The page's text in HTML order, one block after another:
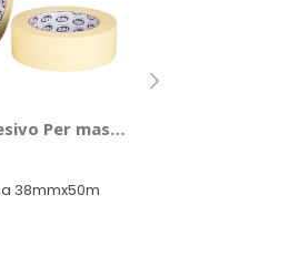
Per mascheratura - HPX
38mmx50m